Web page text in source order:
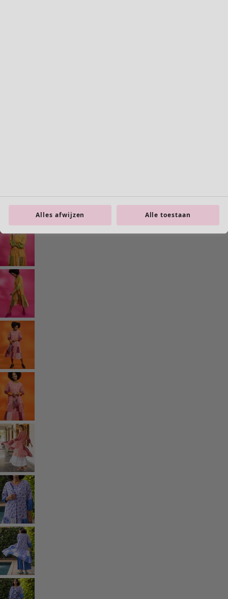
Nieuw
Alle woonartikelen
Gordijnen
Kussens & Kussenhoezen
Vloerkleden
Badstof
Boeken
Eerdere favorieten
Ruimtes
Badkamer
Inrichting
Keuken & eetkamer
Shop de stijl
Klassiek en traditioneel interieur
Traditioneel interieur
Landelijk interieur
Speels interieur
Kleurrijk interieur
Alles afwijzen Alle toestaan